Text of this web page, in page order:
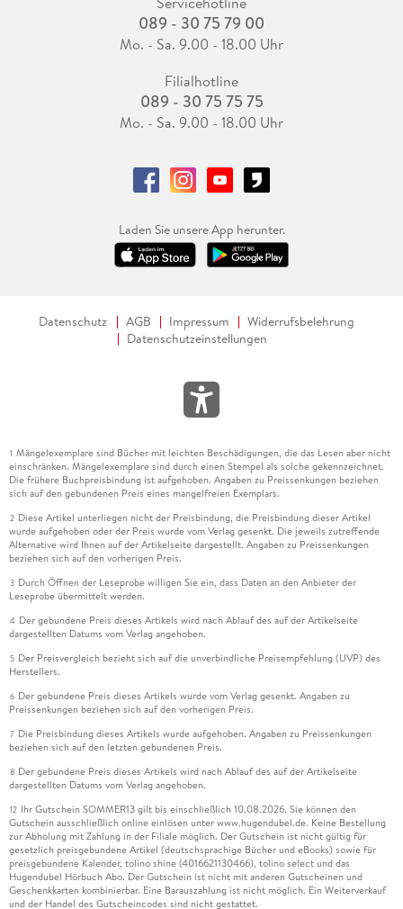
089 - 30 75 79 00
Mo. - Sa. 9.00 - 18.00 Uhr
Filialhotline
089 - 30 75 75 75
Mo. - Sa. 9.00 - 18.00 Uhr
Laden Sie unsere App herunter.
Datenschutz AGB Impressum
Widerrufsbelehrung
Datenschutzeinstellungen
1 Mängelexemplare sind Bücher mit leichten Beschädigungen, die das Lesen aber nicht
einschränken. Mängelexemplare sind durch einen Stempel als solche gekennzeichnet.
Die frühere Buchpreisbindung ist aufgehoben. Angaben zu Preissenkungen beziehen
sich auf den gebundenen Preis eines mangelfreien Exemplars.
2 Diese Artikel unterliegen nicht der Preisbindung, die Preisbindung dieser Artikel
wurde aufgehoben oder der Preis wurde vom Verlag gesenkt. Die jeweils zutreffende
Alternative wird Ihnen auf der Artikelseite dargestellt. Angaben zu Preissenkungen
beziehen sich auf den vorherigen Preis.
3 Durch Öffnen der Leseprobe willigen Sie ein, dass Daten an den Anbieter der
Leseprobe übermittelt werden.
4 Der gebundene Preis dieses Artikels wird nach Ablauf des auf der Artikelseite
dargestellten Datums vom Verlag angehoben.
5 Der Preisvergleich bezieht sich auf die unverbindliche Preisempfehlung (UVP) des
Herstellers.
6 Der gebundene Preis dieses Artikels wurde vom Verlag gesenkt. Angaben zu
Preissenkungen beziehen sich auf den vorherigen Preis.
7 Die Preisbindung dieses Artikels wurde aufgehoben. Angaben zu Preissenkungen
beziehen sich auf den letzten gebundenen Preis.
8 Der gebundene Preis dieses Artikels wird nach Ablauf des auf der Artikelseite
dargestellten Datums vom Verlag angehoben.
12 Ihr Gutschein SOMMER13 gilt bis einschließlich 10.08.2026. Sie können den
Gutschein ausschließlich online einlösen unter www.hugendubel.de. Keine Bestellung
zur Abholung mit Zahlung in der Filiale möglich. Der Gutschein ist nicht gültig für
gesetzlich preisgebundene Artikel (deutschsprachige Bücher und eBooks) sowie für
preisgebundene Kalender, tolino shine (4016621130466), tolino select und das
Hugendubel Hörbuch Abo. Der Gutschein ist nicht mit anderen Gutscheinen und
Geschenkkarten kombinierbar. Eine Barauszahlung ist nicht möglich. Ein Weiterverkauf
und der Handel des Gutscheincodes sind nicht gestattet.